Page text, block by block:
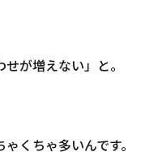
が増えない」と。
くちゃ多いんです。